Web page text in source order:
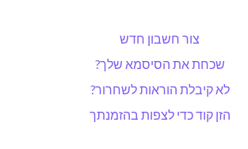
צור חשבון חדש
שכחת את הסיסמא שלך?
לא קיבלת הוראות לשחרור?
הזן קוד כדי לצפות בהזמנתך